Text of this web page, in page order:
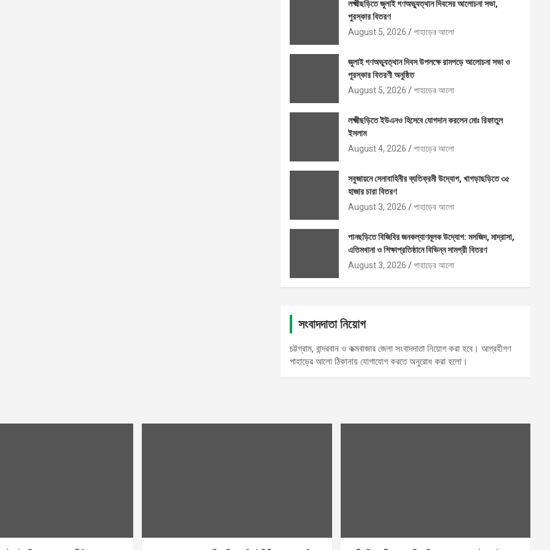
লক্ষ্মীছড়িতে জুলাই গণঅভ্যুত্থান দিবসের আলোচনা সভা,
পুরস্কার বিতরণ
August 5, 2026
পাহাড়ের আলো
জুলাই গণঅভ্যুত্থান দিবস উপলক্ষে রামগড়ে আলোচনা সভা ও
পুরস্কার বিতরণী অনুষ্ঠিত
August 5, 2026
পাহাড়ের আলো
লক্ষ্মীছড়িতে ইউএনও হিসেবে যোগদান করলেন মোঃ রিফাতুল
ইসলাম
August 4, 2026
পাহাড়ের আলো
সবুজায়নে সেনাবাহিনীর ব্যতিক্রমী উদ্যোগ, খাগড়াছড়িতে ৩৫
হাজার চারা বিতরণ
August 3, 2026
পাহাড়ের আলো
পানছড়িতে বিজিবির জনকল্যাণমূলক উদ্যোগ: মসজিদ, মাদ্রাসা,
এতিমখানা ও শিক্ষাপ্রতিষ্ঠানে বিভিন্ন সামগ্রী বিতরণ
August 3, 2026
পাহাড়ের আলো
সংবাদদাতা নিয়োগ
চট্টগ্রাম, বান্দরবান ও কক্মবাজার জেলা সংবাদদাতা নিয়োগ করা হবে। আগ্রহীগণ
পাহাড়ের আলো ঠিকানায় যোগাযোগ করতে অনুরোধ করা হলো।